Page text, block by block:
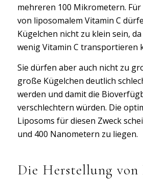
mehreren 100 Mikrometern.
von liposomalem Vitamin C
Kügelchen nicht zu klein sein,
wenig Vitamin C transportieren
Sie dürfen aber auch nicht zu
große Kügelchen deutlich
werden und damit die
verschlechtern würden. Die
Liposoms für diesen Zweck
und 400 Nanometern zu liegen.
Die Herstellung von